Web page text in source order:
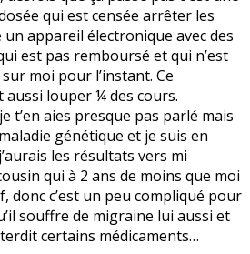
qui est censée arrêter les
un appareil électronique avec des
est pas remboursé et qui n’est
moi pour l’instant. Ce
aussi louper ¼ des cours.
t’en aies presque pas parlé mais
génétique et je suis en
les résultats vers mi
qui à 2 ans de moins que moi
donc c’est un peu compliqué pour
souffre de migraine lui aussi et
certains médicaments…